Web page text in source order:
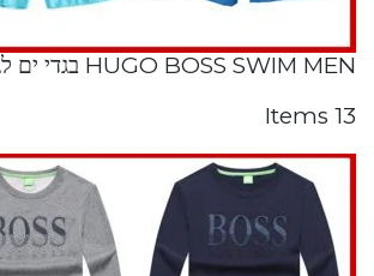
HUGO BOSS SWIM MEN בגדי ים לגברים הוגו בוס
13 Items